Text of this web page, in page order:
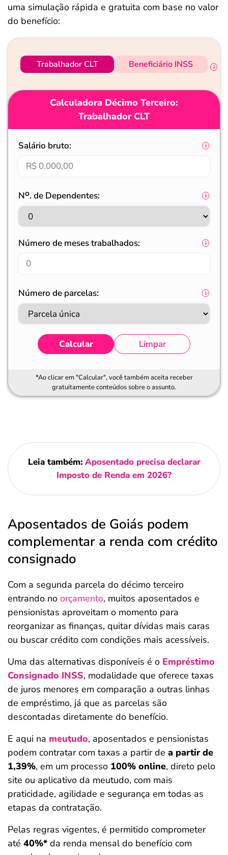
uma simulação rápida e gratuita com base no valor
do benefício:
Trabalhador CLT Beneficiário INSS
Calculadora Décimo Terceiro:
Trabalhador CLT
Salário bruto:
Nᴼ. de Dependentes:
Número de meses trabalhados:
Número de parcelas:
Calcular Limpar
*Ao clicar em "Calcular", você também aceita receber
gratuitamente conteúdos sobre o assunto.
Leia também: Aposentado precisa declarar
Imposto de Renda em 2026?
Aposentados de Goiás podem
complementar a renda com crédito
consignado
Com a segunda parcela do décimo terceiro
entrando no orçamento, muitos aposentados e
pensionistas aproveitam o momento para
reorganizar as finanças, quitar dívidas mais caras
ou buscar crédito com condições mais acessíveis.
Uma das alternativas disponíveis é o Empréstimo
Consignado INSS, modalidade que oferece taxas
de juros menores em comparação a outras linhas
de empréstimo, já que as parcelas são
descontadas diretamente do benefício.
E aqui na meutudo, aposentados e pensionistas
podem contratar com taxas a partir de a partir de
1,39%, em um processo 100% online, direto pelo
site ou aplicativo da meutudo, com mais
praticidade, agilidade e segurança em todas as
etapas da contratação.
Pelas regras vigentes, é permitido comprometer
até 40%* da renda mensal do benefício com